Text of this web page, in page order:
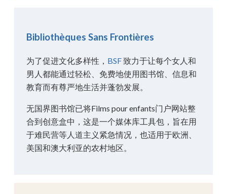
Bibliothèques Sans Frontières
为了促进文化多样性， BSF致力于让每个女人和
男人都能通过轻松、免费地使用图书馆、信息和
教育而有尊严地生活并蓬勃发展。
无国界图书馆已将Films pour enfants门户网站整
合到创意盒中，这是一个媒体库工具包，旨在用
于难民营等人道主义紧急情况，也适用于欧洲、
美国和澳大利亚的农村地区。